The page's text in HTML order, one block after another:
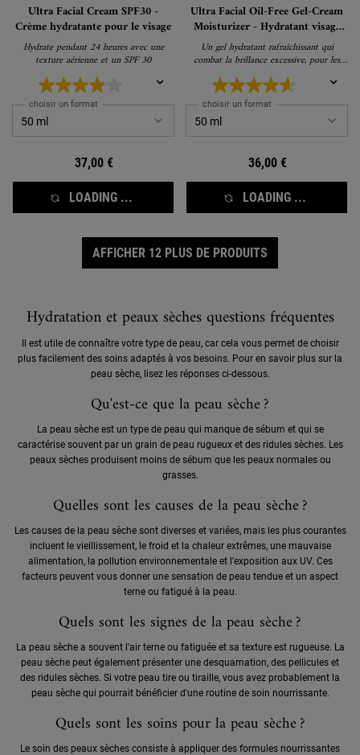
Ultra Facial Cream SPF30 -
Crème hydratante pour le visage
Hydrate pendant 24 heures avec une
texture aérienne et un SPF 30
choisir un format
37,00 €
LOADING ...
Ultra Facial Oil-Free Gel-Cream
Moisturizer - Hydratant visage
anti-squames
Un gel hydratant rafraîchissant qui
combat la brillance excessive, pour les
peaux normales et grasses
choisir un format
36,00 €
LOADING ...
AFFICHER 12 PLUS DE PRODUITS
Hydratation et peaux sèches questions fréquentes
Il est utile de connaître votre type de peau, car cela vous permet de choisir
plus facilement des soins adaptés à vos besoins. Pour en savoir plus sur la
peau sèche, lisez les réponses ci-dessous.
Qu'est-ce que la peau sèche ?
La peau sèche est un type de peau qui manque de sébum et qui se
caractérise souvent par un grain de peau rugueux et des ridules sèches. Les
peaux sèches produisent moins de sébum que les peaux normales ou
grasses.
Quelles sont les causes de la peau sèche ?
Les causes de la peau sèche sont diverses et variées, mais les plus courantes
incluent le vieillissement, le froid et la chaleur extrêmes, une mauvaise
alimentation, la pollution environnementale et l'exposition aux UV. Ces
facteurs peuvent vous donner une sensation de peau tendue et un aspect
terne ou fatigué à la peau.
Quels sont les signes de la peau sèche ?
La peau sèche a souvent l'air terne ou fatiguée et sa texture est rugueuse. La
peau sèche peut également présenter une desquamation, des pellicules et
des ridules sèches. Si votre peau tire ou tiraille, vous avez probablement la
peau sèche qui pourrait bénéficier d'une routine de soin nourrissante.
Quels sont les soins pour la peau sèche ?
Le soin des peaux sèches consiste à appliquer des formules nourrissantes